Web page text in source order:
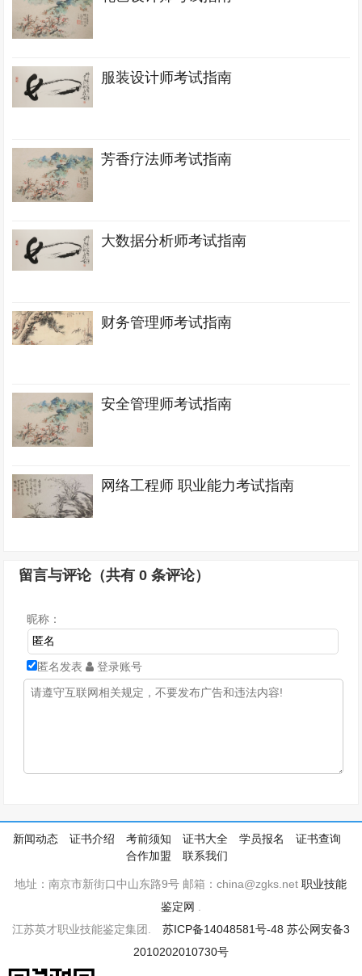
服装设计师考试指南
芳香疗法师考试指南
大数据分析师考试指南
财务管理师考试指南
安全管理师考试指南
网络工程师 职业能力考试指南
留言与评论（共有0 条评论）
昵称：
匿名发表 登录账号
新闻动态 证书介绍 考前须知 证书大全 学员报名
证书查询
合作加盟
联系我们
地址：南京市新街口中山东路9号 邮箱：china@zgks.net职业技能
鉴定网 .
江苏英才职业技能鉴定集团. 苏ICP备14048581号-48 苏公网安备3
2010202010730号